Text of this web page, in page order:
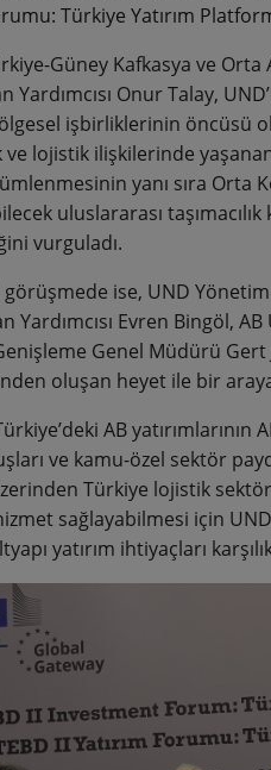
Türkiye Yatırım
Güney Kafkasya ve
Onur Talay,
işbirliklerinin
ve lojistik ilişkilerinde
yanı sıra Orta
uluslararası
vurguladı.
ise, UND Yönetim
Yardımcısı Evren Bingöl,
Genel Müdürü Gert
oluşan heyet ile bir
AB
ve kamu-özel sektör
Türkiye lojistik
sağlayabilmesi için
yatırım ihtiyaçları